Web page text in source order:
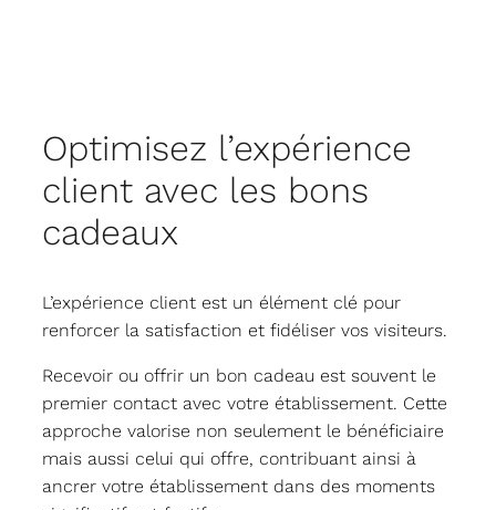
Optimisez l’expérience
client avec les bons
cadeaux
L’expérience client est un élément clé pour
renforcer la satisfaction et fidéliser vos visiteurs.
Recevoir ou offrir un bon cadeau est souvent le
premier contact avec votre établissement. Cette
approche valorise non seulement le bénéficiaire
mais aussi celui qui offre, contribuant ainsi à
ancrer votre établissement dans des moments